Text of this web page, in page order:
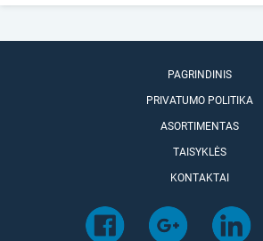
PAGRINDINIS
PRIVATUMO POLITIKA
ASORTIMENTAS
TAISYKLĖS
KONTAKTAI